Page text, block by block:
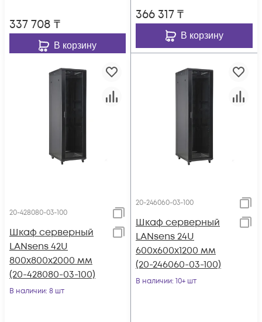
337 708 ₸
В корзину
366 317₸
В корзину
20-428080-03-100
Шкаф серверный
LANsens 42U
800x800x2000 мм
(20-428080-03-100)
В наличии: 8 шт
20-246060-03-100
Шкаф серверный
LANsens 24U
600x600x1200 мм
(20-246060-03-100)
В наличии: 10+ шт